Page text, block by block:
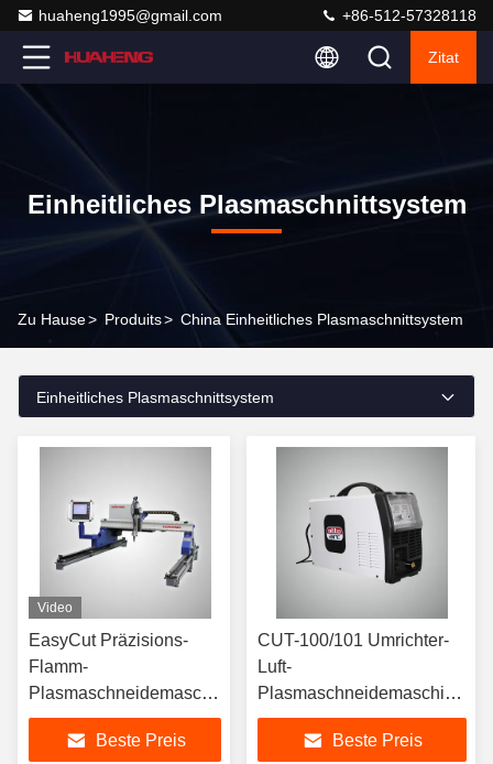
huaheng1995@gmail.com +86-512-57328118
Zitat
Einheitliches Plasmaschnittsystem
Zu Hause> Produits> China Einheitliches Plasmaschnittsystem
Einheitliches Plasmaschnittsystem
Video
EasyCut Präzisions-
Flamm-
Plasmaschneidemaschine
Spurlänge 1500 mm 12
m/Min
Beste Preis
CUT-100/101 Umrichter-
Luft-
Plasmaschneidemaschine
330V~500V Hohe
ZuverlässigkeitBeste Preis